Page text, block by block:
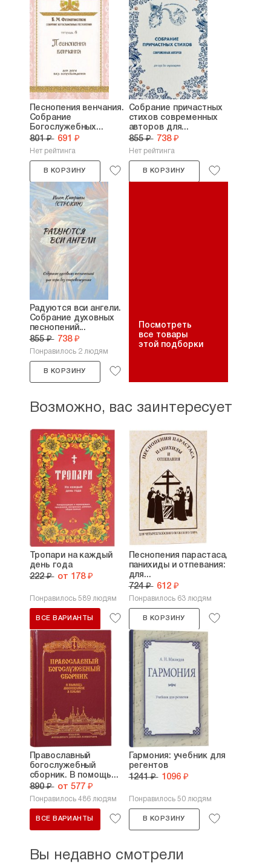
Песнопения венчания.
Собрание
Богослужебных...
801 ₽ 691 ₽
Нет рейтинга
В КОРЗИНУ
Собрание причастных
стихов современных
авторов для...
855 ₽ 738 ₽
Нет рейтинга
В КОРЗИНУ
Радуются вси ангели.
Собрание духовных
песнопений...
855 ₽ 738 ₽
Понравилось 2 людям
В КОРЗИНУ
Посмотреть
все товары
этой подборки
Возможно, вас заинтересует
Тропари на каждый
день года
222 ₽ от 178 ₽
Понравилось 589 людям
ВСЕ ВАРИАНТЫ
Песнопения парастаса,
панихиды и отпевания:
для...
724 ₽ 612 ₽
Понравилось 63 людям
В КОРЗИНУ
Православный
богослужебный
сборник. В помощь...
890 ₽ от 577 ₽
Понравилось 486 людям
ВСЕ ВАРИАНТЫ
Гармония: учебник для
регентов
1241 ₽ 1096 ₽
Понравилось 50 людям
В КОРЗИНУ
Вы недавно смотрели